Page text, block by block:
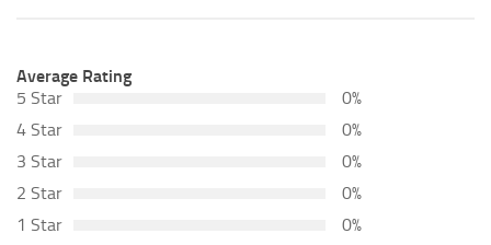
Average Rating
5 Star
0%
4 Star
0%
3 Star
0%
2 Star
0%
1 Star
0%